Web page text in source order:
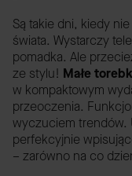
Są takie dni, kiedy
świata. Wystarczy
pomadka. Ale
ze stylu! Małe
w kompaktowym
przeoczenia.
wyczuciem trendów.
perfekcyjnie
– zarówno na co